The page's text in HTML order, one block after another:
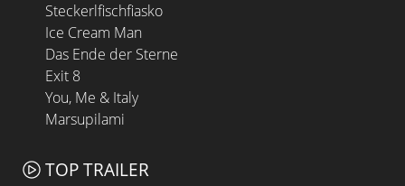
Steckerlfischfiasko
Ice Cream Man
Das Ende der Sterne
Exit 8
You, Me & Italy
Marsupilami
TOP TRAILER